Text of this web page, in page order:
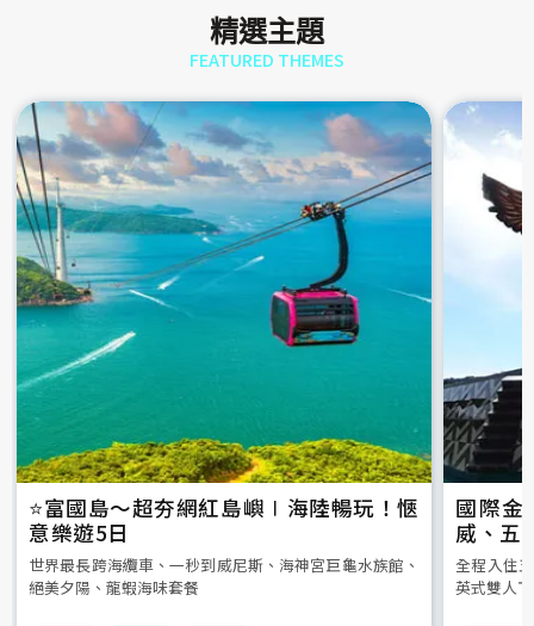
精選主題
FEATURED THEMES
⭐️富國島～超夯網紅島嶼∣海陸暢玩！愜
意樂遊5日
世界最長跨海纜車、一秒到威尼斯、海神宮巨龜水族館、
絕美夕陽、龍蝦海味套餐
國際金
威、五
全程入住
英式雙人